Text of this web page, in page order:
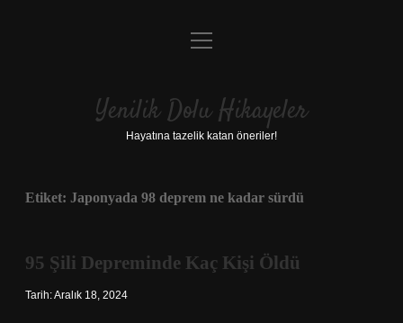
Anasayfa
Yasal Uyarı
menüyü
Yenilik Dolu Hikayeler
Hayatına tazelik katan öneriler!
Etiket: Japonyada 98 deprem ne kadar sürdü
95 Şili Depreminde Kaç Kişi Öldü
Tarih: Aralık 18, 2024